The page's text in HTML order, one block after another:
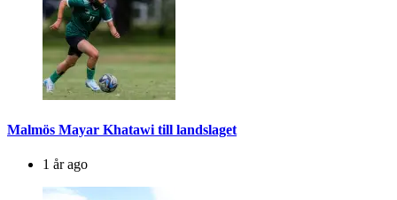
Malmös Mayar Khatawi till landslaget
1 år ago